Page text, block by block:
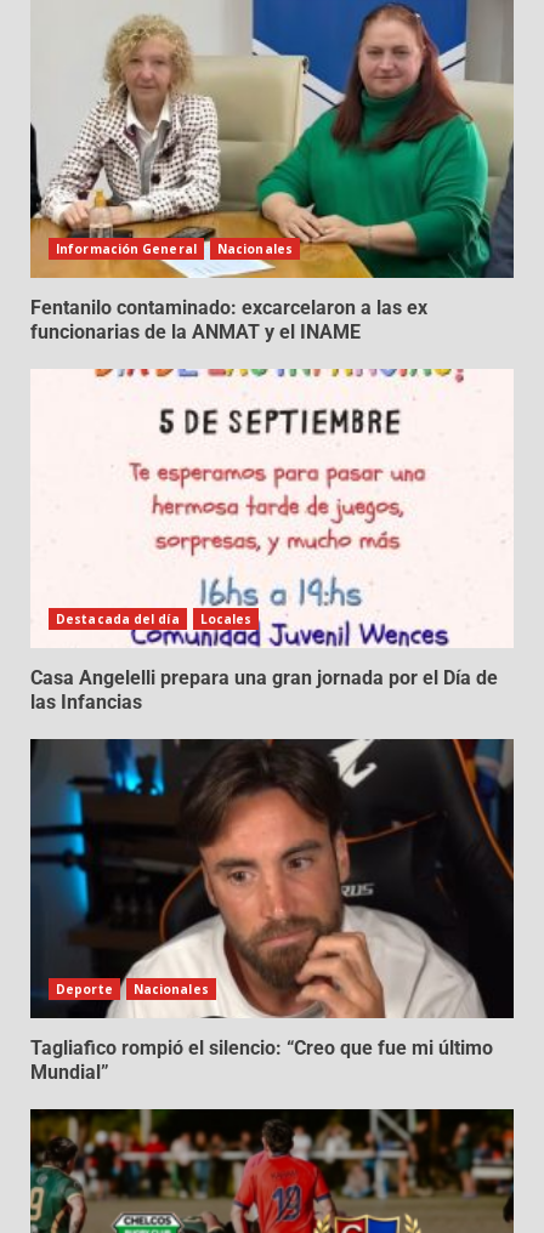
Información General Nacionales
Fentanilo contaminado: excarcelaron a las ex
funcionarias de la ANMAT y el INAME
Destacada del día Locales
Casa Angelelli prepara una gran jornada por el Día de
las Infancias
Deporte Nacionales
Tagliafico rompió el silencio: “Creo que fue mi último
Mundial”